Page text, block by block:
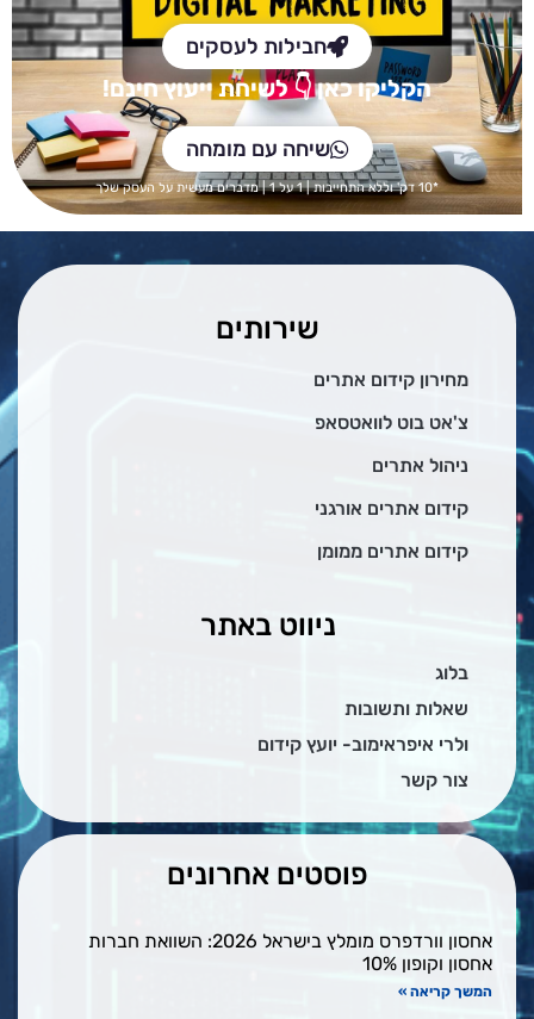
חבילות לעסקים
הקליקו כאן👇 לשיחת ייעוץ חינם!
שיחה עם מומחה
*10 דק' וללא התחייבות | 1 על 1 | מדברים מעשית על העסק שלך
שירותים
מחירון קידום אתרים
צ'אט בוט לוואטסאפ
ניהול אתרים
קידום אתרים אורגני
קידום אתרים ממומן
ניווט באתר
בלוג
שאלות ותשובות
ולרי איפראימוב- יועץ קידום
צור קשר
פוסטים אחרונים
אחסון וורדפרס מומלץ בישראל 2026: השוואת חברות
אחסון וקופון 10%
המשך קריאה »